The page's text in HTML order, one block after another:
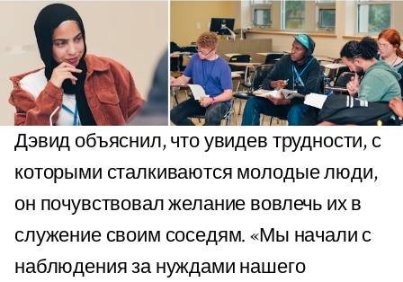
Дэвид объяснил, что увидев трудности, с
которыми сталкиваются молодые люди,
он почувствовал желание вовлечь их в
служение своим соседям. «Мы начали с
наблюдения за нуждами нашего